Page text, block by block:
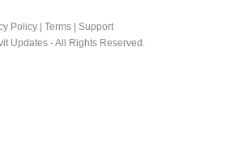
Policy Terms
Support
Updates - All Rights Reserved.